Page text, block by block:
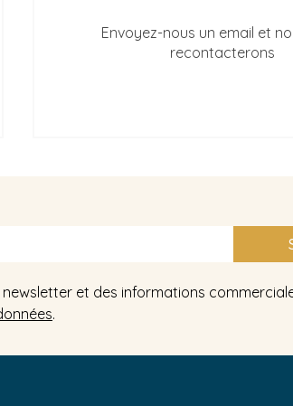
Envoyez-nous un email et
recontacterons
et des informations
.